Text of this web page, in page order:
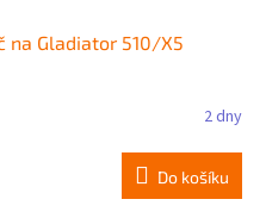
na Gladiator 510/X5
2 dny
Do košíku